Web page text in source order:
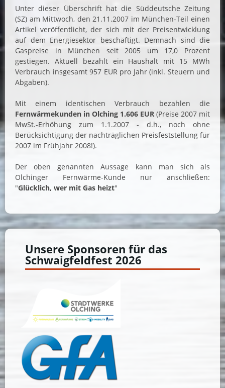
Unter dieser Überschrift hat die Süddeutsche Zeitung
(SZ) am Mittwoch, den 21.11.2007 im München-Teil einen
Artikel veröffentlicht, der sich mit der Preisentwicklung
auf dem Energiesektor beschäftigt. Demnach sind die
Gaspreise in München seit 2005 um 17,0 Prozent
gestiegen. Aktuell bezahlt ein Haushalt mit 15 MWh
Verbrauch insgesamt 957 EUR pro Jahr (inkl. Steuern und
Abgaben).
Mit einem identischen Verbrauch bezahlen die
Fernwärmekunden in Olching 1.606 EUR (Preise 2007 mit
MwSt.-Erhöhung zum 1.1.2007 - d.h., noch ohne
Berücksichtigung der nachträglichen Preisfeststellung für
2007 im Frühjahr 2008!).
Der oben genannten Aussage kann man sich als
Olchinger Fernwärme-Kunde nur anschließen:
"Glücklich, wer mit Gas heizt"
Unsere Sponsoren für das
Schwaigfeldfest 2026